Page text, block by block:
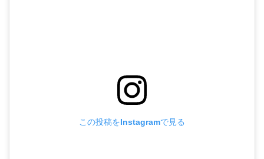
この投稿をInstagramで見る